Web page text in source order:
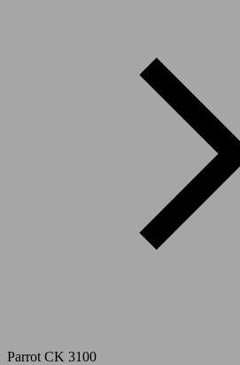
Parrot CK 3100